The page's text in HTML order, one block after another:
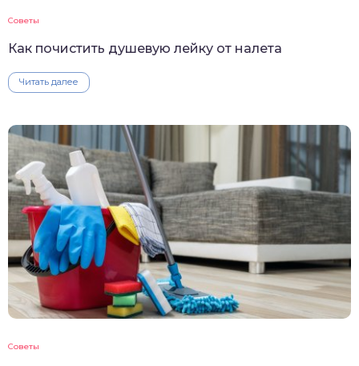
Советы
Как почистить душевую лейку от налета
Читать далее
Советы